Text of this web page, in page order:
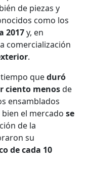
de piezas y
como los
2017y, en
comercialización
.
tiempo queduró
ciento menosde
ensamblados
bien el mercadose
de la
su
de cada 10